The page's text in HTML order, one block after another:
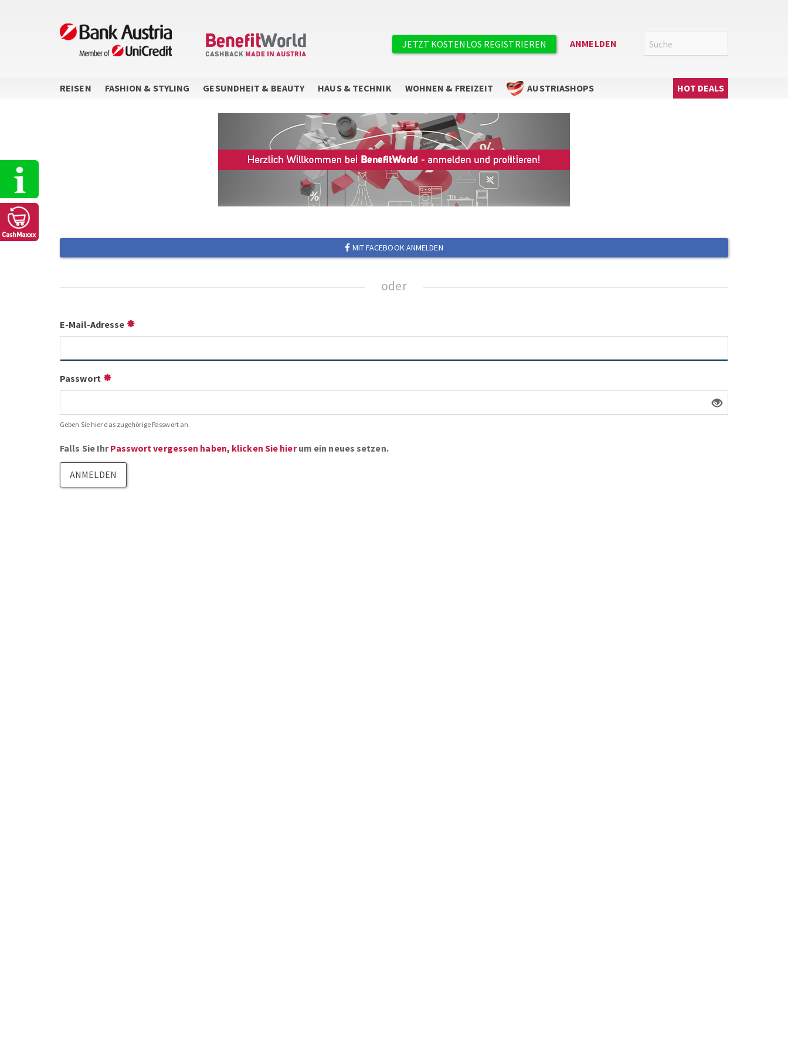
Suche
Benutzermenü
JETZT KOSTENLOS REGISTRIEREN ANMELDEN
REISEN FASHION & STYLING GESUNDHEIT & BEAUTY HAUS & TECHNIK WOHNEN & FREIZEIT AUSTRIASHOPS Hauptnavigation
HOT DEALS
MIT FACEBOOK ANMELDEN
E-Mail-Adresse
Passwort
Geben Sie hier das zugehörige Passwort an.
Falls Sie IhrPasswort vergessen haben, klicken Sie hierum ein neues setzen.
ANMELDEN
Sidebar
Menu
Sie wollen keine Angebote mehr
verpassen?
Abonnieren Sie unseren Newsletter.
ZUM NEWSLETTER ANMELDEN